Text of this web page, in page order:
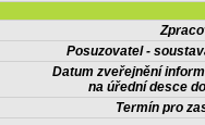
Posuzovatel -
Datum zveřejnění
na úřední desce
Termín pro